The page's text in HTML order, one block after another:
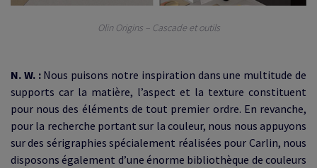
Olin Origins – Cascade et outils
N. W. : Nous puisons notre inspiration dans une multitude de
supports car la matière, l’aspect et la texture constituent
pour nous des éléments de tout premier ordre. En revanche,
pour la recherche portant sur la couleur, nous nous appuyons
sur des sérigraphies spécialement réalisées pour Carlin, nous
disposons également d’une énorme bibliothèque de couleurs